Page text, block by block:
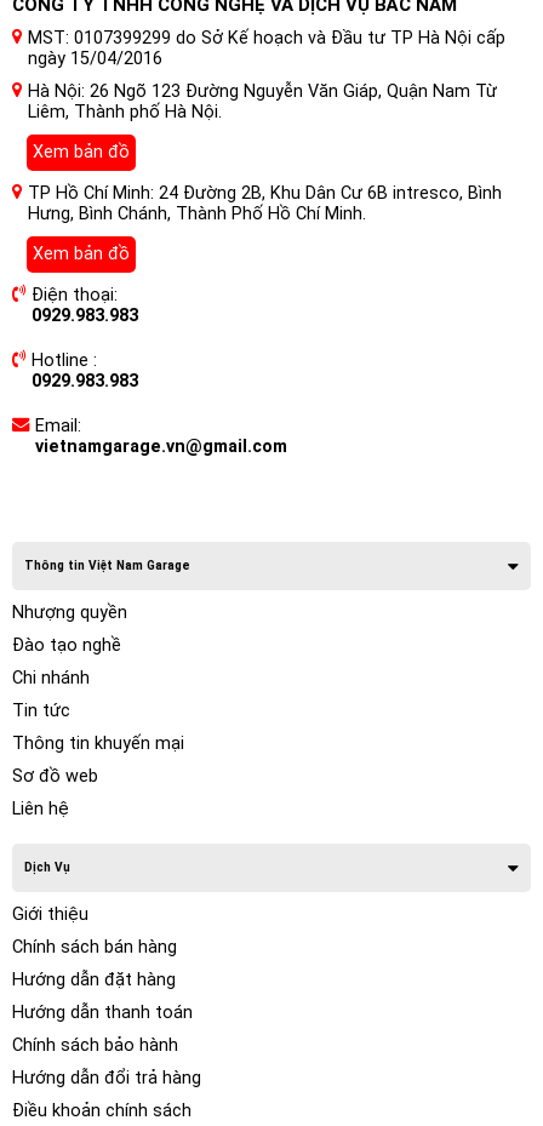
CÔNG TY TNHH CÔNG NGHỆ VÀ DỊCH VỤ BẮC NAM
MST: 0107399299 do Sở Kế hoạch và Đầu tư TP Hà Nội cấp
ngày 15/04/2016
Hà Nội: 26 Ngõ 123 Đường Nguyễn Văn Giáp, Quận Nam Từ
Liêm, Thành phố Hà Nội.
Xem bản đồ
TP Hồ Chí Minh: 24 Đường 2B, Khu Dân Cư 6B intresco, Bình
Hưng, Bình Chánh, Thành Phố Hồ Chí Minh.
Xem bản đồ
Điện thoại:
0929.983.983
Hotline :
0929.983.983
Email:
vietnamgarage.vn@gmail.com
Thông tin Việt Nam Garage
Nhượng quyền
Đào tạo nghề
Chi nhánh
Tin tức
Thông tin khuyến mại
Sơ đồ web
Liên hệ
Dịch Vụ
Giới thiệu
Chính sách bán hàng
Hướng dẫn đặt hàng
Hướng dẫn thanh toán
Chính sách bảo hành
Hướng dẫn đổi trả hàng
Điều khoản chính sách